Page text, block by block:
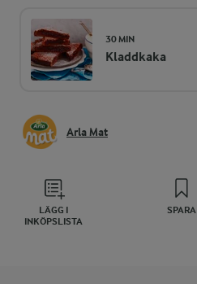
30 MIN
Kladdkaka
Arla Mat
LÄGG I
INKÖPSLISTA
SPARA